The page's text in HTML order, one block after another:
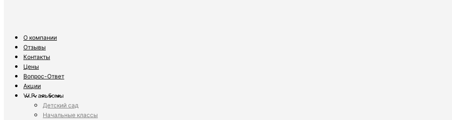
О компании
Отзывы
Контакты
Цены
Вопрос-Ответ
Акции
V.I.P. альбомы
Детский сад
Начальные классы